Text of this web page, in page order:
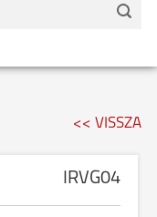
<< VISSZA
IRVG04